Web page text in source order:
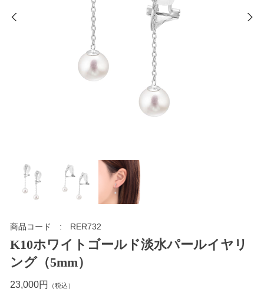
商品コード RER732
K10ホワイトゴールド淡水パールイヤリ
ング（5mm）
23,000円 （税込）